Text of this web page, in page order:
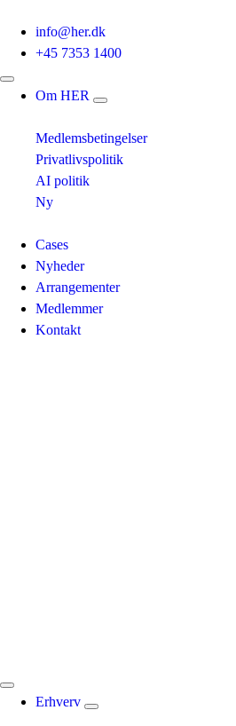
info@her.dk
+45 7353 1400
Om HER
Medlemsbetingelser
Privatlivspolitik
AI politik
Ny
Cases
Nyheder
Arrangementer
Medlemmer
Kontakt
Erhverv